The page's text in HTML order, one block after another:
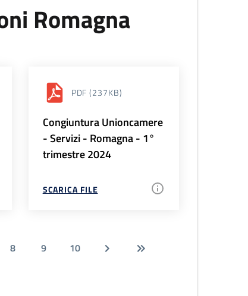
Romagna
PDF (237KB)
Congiuntura Unioncamere
- Servizi - Romagna - 1°
trimestre 2024
SCARICA FILE
8 9 10